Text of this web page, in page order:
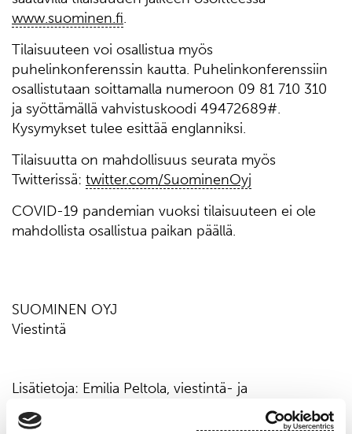
www.suominen.fi.
Tilaisuuteen voi osallistua myös
puhelinkonferenssin kautta. Puhelinkonferenssiin
osallistutaan soittamalla numeroon 09 81 710 310
ja syöttämällä vahvistuskoodi 49472689#.
Kysymykset tulee esittää englanniksi.
Tilaisuutta on mahdollisuus seurata myös
Twitterissä: twitter.com/SuominenOyj
COVID-19 pandemian vuoksi tilaisuuteen ei ole
mahdollista osallistua paikan päällä.
SUOMINEN OYJ
Viestintä
Lisätietoja: Emilia Peltola, viestintä- ja
sijoittajasuhdejohtaja, p. 010 214 3082